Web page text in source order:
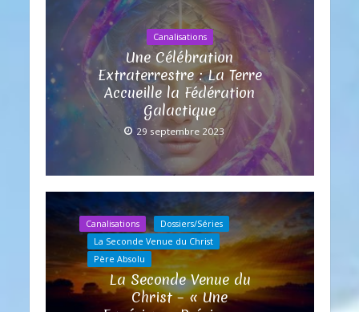
Canalisations
Une Célébration
Extraterrestre : La Terre
Accueille la Fédération
Galactique
29 septembre 2023
Canalisations
Dossiers/Séries
La Seconde Venue du Christ
Père Absolu
La Seconde Venue du
Christ – « Une